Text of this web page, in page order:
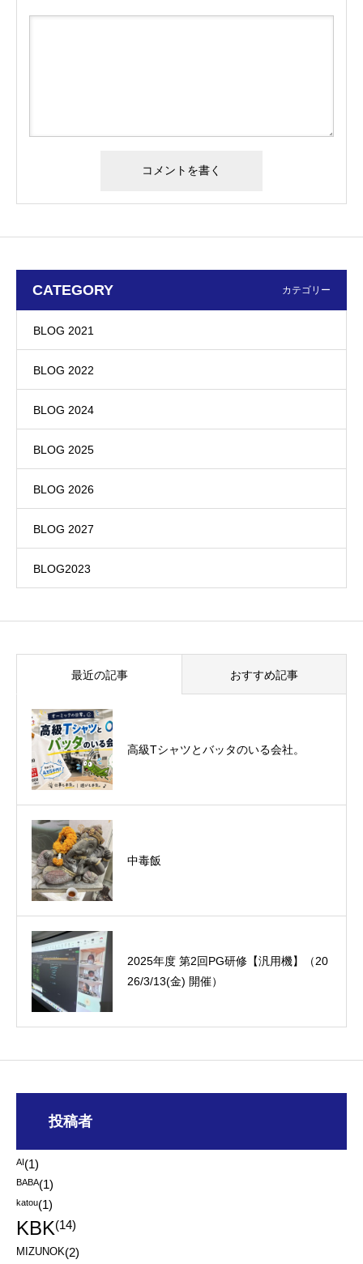
CATEGORY カテゴリー
BLOG 2021
BLOG 2022
BLOG 2024
BLOG 2025
BLOG 2026
BLOG 2027
BLOG2023
最近の記事 おすすめ記事
高級Tシャツとバッタのいる会社。
中毒飯
2025年度 第2回PG研修【汎用機】（20
26/3/13(金) 開催）
た！（秋保温泉）
オーミック2022年4月入社式
投稿者
AI(1)
BABA(1)
katou(1)
KBK(14)
MIZUNOK(2)